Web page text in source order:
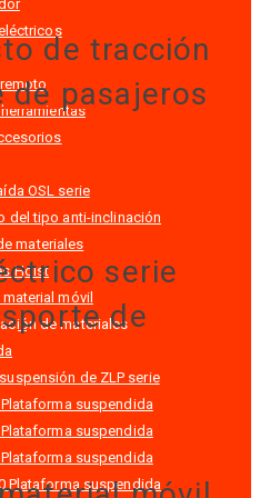
OSL serie
del tipo anti-inclinación
materiales
Hoist
móvil
de materiales
de ZLP serie
Plataforma suspendida
Plataforma suspendida
Plataforma suspendida
Plataforma suspendida
de tracción
de pasajeros
serie
de